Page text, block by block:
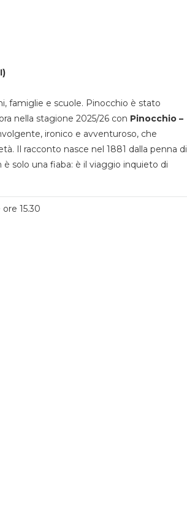
famiglie e scuole. Pinocchio è stato
nella stagione 2025/26 con Pinocchio –
ironico e avventuroso, che
Il racconto nasce nel 1881 dalla penna di
è solo una fiaba: è il viaggio inquieto di
15.30